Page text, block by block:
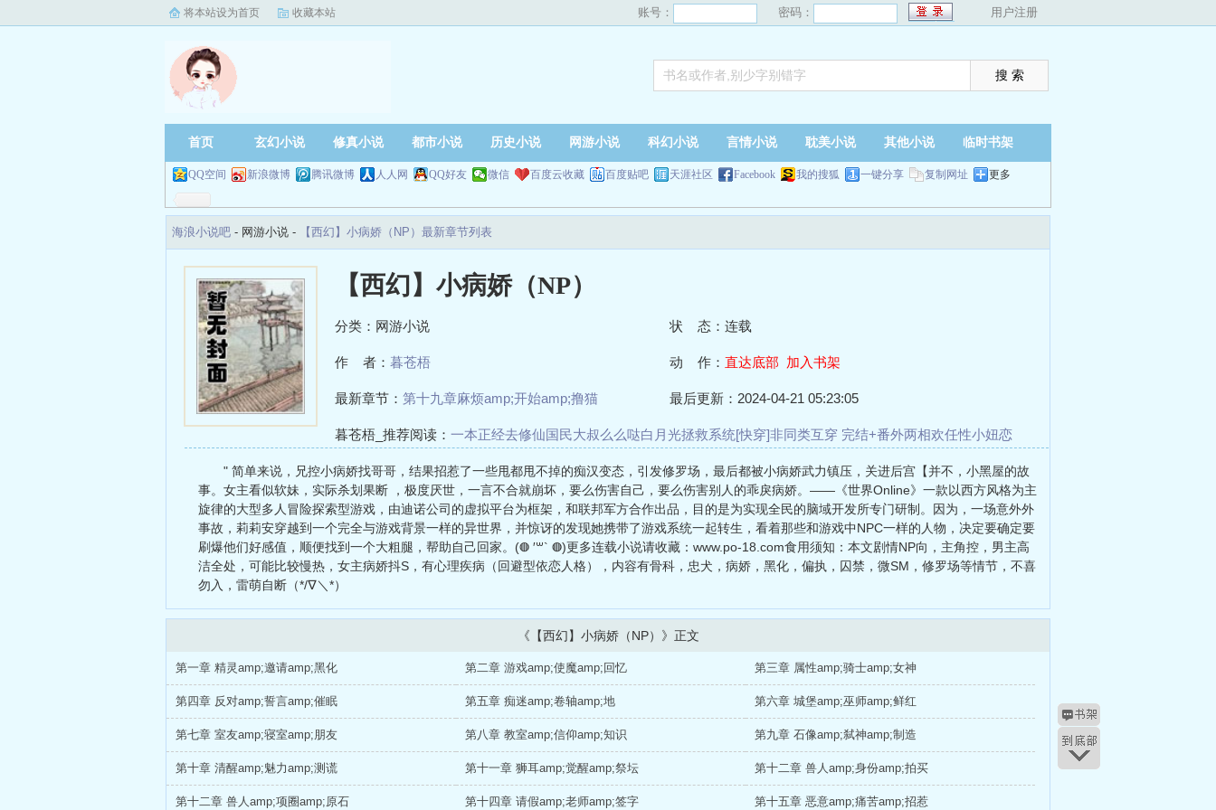
将本站设为首页 收藏本站 账号： 密码： 用户注册
首页 玄幻小说 修真小说 都市小说 历史小说 网游小说 科幻小说 言情小说 耽美小说 其他小说 临时书架
QQ空间 新浪微博 腾讯微博 人人网 QQ好友 微信 百度云收藏 百度贴吧 天涯社区 Facebook 我的搜狐 一键分享 复制网址 更多
海浪小说吧 - 网游小说 - 【西幻】小病娇（NP）最新章节列表
【西幻】小病娇（NP）
分类：网游小说 状 态：连载
作 者： 暮苍梧 动 作： 直达底部 加入书架
最新章节： 第十九章麻烦amp;开始amp;撸猫 最后更新：2024-04-21 05:23:05
暮苍梧_推荐阅读： 一本正经去修仙国民大叔么么哒白月光拯救系统[快穿]非同类互穿 完结+番外两相欢任性小妞恋
" 简单来说，兄控小病娇找哥哥，结果招惹了一些甩都甩不掉的痴汉变态，引发修罗场，最后都被小病娇武力镇压，关进后宫【并不，小黑屋的故
事。女主看似软妹，实际杀划果断 ，极度厌世，一言不合就崩坏，要么伤害自己，要么伤害别人的乖戾病娇。——《世界Online》一款以西方风格为主
旋律的大型多人冒险探索型游戏，由迪诺公司的虚拟平台为框架，和联邦军方合作出品，目的是为实现全民的脑域开发所专门研制。因为，一场意外外
事故，莉莉安穿越到一个完全与游戏背景一样的异世界，并惊讶的发现她携带了游戏系统一起转生，看着那些和游戏中NPC一样的人物，决定要确定要
刷爆他们好感值，顺便找到一个大粗腿，帮助自己回家。(◍ ′꒳` ◍)更多连载小说请收藏：www.po-18.com食用须知：本文剧情NP向，主角控，男主高
洁全处，可能比较慢热，女主病娇抖S，有心理疾病（回避型依恋人格），内容有骨科，忠犬，病娇，黑化，偏执，囚禁，微SM，修罗场等情节，不喜
勿入，雷萌自断（*/∇＼*）
《【西幻】小病娇（NP）》正文
第一章 精灵amp;邀请amp;黑化 第二章 游戏amp;使魔amp;回忆 第三章 属性amp;骑士amp;女神
第四章 反对amp;誓言amp;催眠 第五章 痴迷amp;卷轴amp;地 第六章 城堡amp;巫师amp;鲜红
第七章 室友amp;寝室amp;朋友 第八章 教室amp;信仰amp;知识 第九章 石像amp;弑神amp;制造
第十章 清醒amp;魅力amp;测谎 第十一章 狮耳amp;觉醒amp;祭坛 第十二章 兽人amp;身份amp;拍买
第十二章 兽人amp;项圈amp;原石 第十四章 请假amp;老师amp;签字 第十五章 恶意amp;痛苦amp;招惹